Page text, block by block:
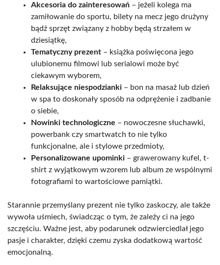
Akcesoria do zainteresowań – jeżeli kolega ma
zamiłowanie do sportu, bilety na mecz jego drużyny
bądź sprzęt związany z hobby będą strzałem w
dziesiątkę,
Tematyczny prezent – książka poświęcona jego
ulubionemu filmowi lub serialowi może być
ciekawym wyborem,
Relaksujące niespodzianki – bon na masaż lub dzień
w spa to doskonały sposób na odprężenie i zadbanie
o siebie,
Nowinki technologiczne – nowoczesne słuchawki,
powerbank czy smartwatch to nie tylko
funkcjonalne, ale i stylowe przedmioty,
Personalizowane upominki – grawerowany kufel, t-
shirt z wyjątkowym wzorem lub album ze wspólnymi
fotografiami to wartościowe pamiątki.
Starannie przemyślany prezent nie tylko zaskoczy, ale także
wywoła uśmiech, świadcząc o tym, że zależy ci na jego
szczęściu. Ważne jest, aby podarunek odzwierciedlał jego
pasje i charakter, dzięki czemu zyska dodatkową wartość
emocjonalną.